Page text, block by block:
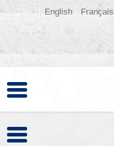
Français
English